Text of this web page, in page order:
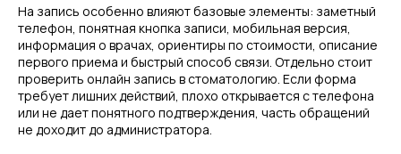
На запись особенно влияют базовые элементы: заметный
телефон, понятная кнопка записи, мобильная версия,
информация о врачах, ориентиры по стоимости, описание
первого приема и быстрый способ связи. Отдельно стоит
проверить онлайн запись в стоматологию. Если форма
требует лишних действий, плохо открывается с телефона
или не дает понятного подтверждения, часть обращений
не доходит до администратора.